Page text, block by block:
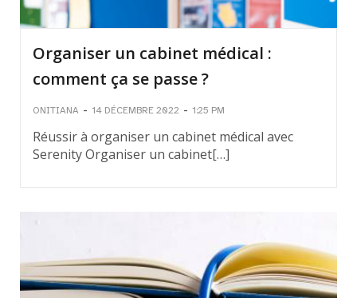
Organiser un cabinet médical :
comment ça se passe ?
ONITIANA - 14 DÉCEMBRE 2022 - 1:25 PM
Réussir à organiser un cabinet médical avec
Serenity Organiser un cabinet[…]